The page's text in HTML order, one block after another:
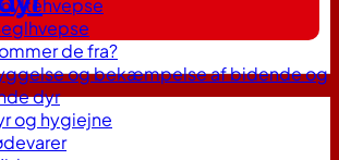
de fra?
og bekæmpelse af bidende og
dyr
og hygiejne